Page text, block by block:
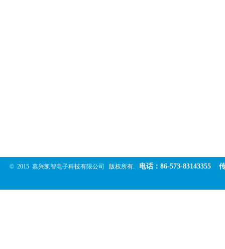
© 2015 嘉兴凯智电子科技有限公司 版权所有. 电话： 86-573-83143355